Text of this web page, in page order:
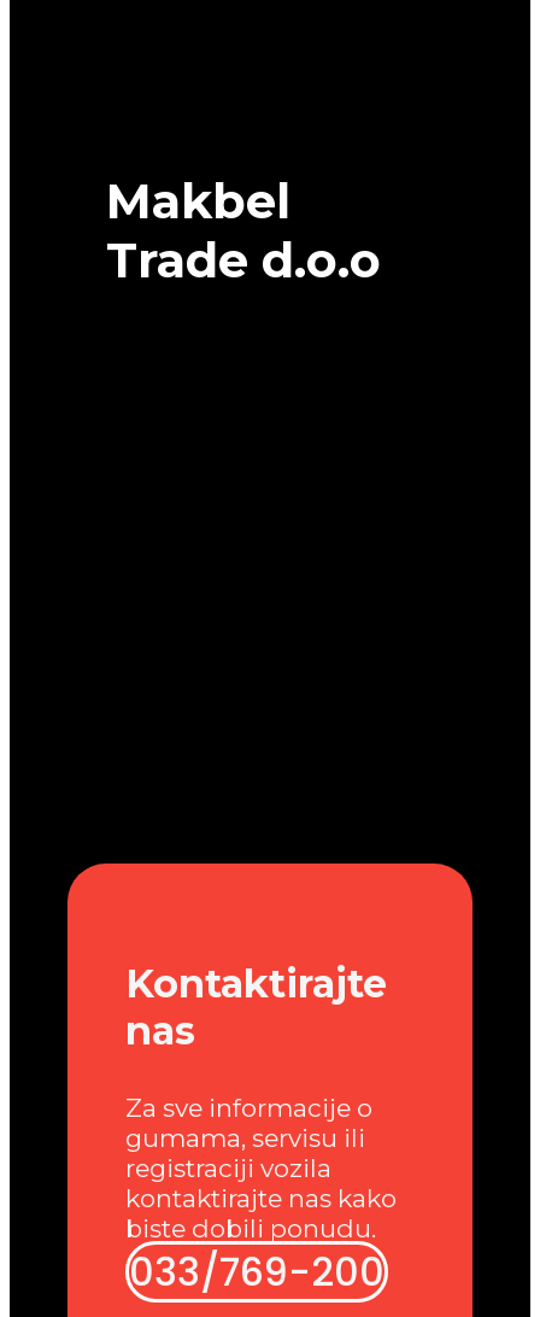
Makbel
Trade d.o.o
Kontaktirajte
nas
Za sve informacije o
gumama, servisu ili
registraciji vozila
kontaktirajte nas kako
biste dobili ponudu.
033/769-200